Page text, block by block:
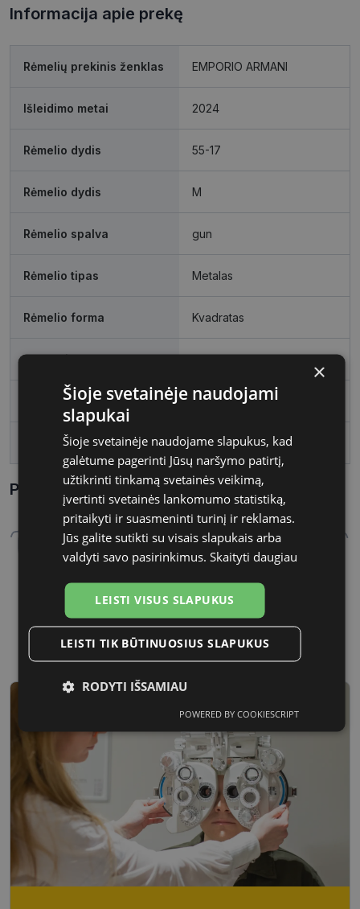
Informacija apie prekę
Rėmelių prekinis ženklas EMPORIO ARMANI
Išleidimo metai 2024
Rėmelio dydis 55-17
Rėmelio dydis M
Rėmelio spalva gun
Rėmelio tipas Metalas
Rėmelio forma Kvadratas
Vartotojų grupė Vyrams
Lęšio plotis 55
Tarpnosės plotis, mm 17
Parametrai Kaip sužinoti savo akinių dydį?
55 mm
Lęšio plotis
17 mm
Tarpnosės plotis, mm
×
Šioje svetainėje naudojami
slapukai
Šioje svetainėje naudojame slapukus, kad
galėtume pagerinti Jūsų naršymo patirtį,
užtikrinti tinkamą svetainės veikimą,
įvertinti svetainės lankomumo statistiką,
pritaikyti ir suasmeninti turinį ir reklamas.
Jūs galite sutikti su visais slapukais arba
valdyti savo pasirinkimus. Skaityti daugiau
LEISTI VISUS SLAPUKUS
LEISTI TIK BŪTINUOSIUS SLAPUKUS
RODYTI IŠSAMIAU
slapukai
Statistikos
slapukai
Rinkodaros
slapukai
Funkciniai
slapukai
Neklasifikuoti
slapukai
POWERED BY COOKIESCRIPT